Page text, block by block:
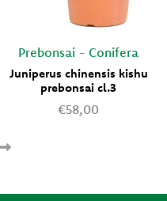
Prebonsai - Conifera
Juniperus chinensis kishu
prebonsai cl.3
€58,00